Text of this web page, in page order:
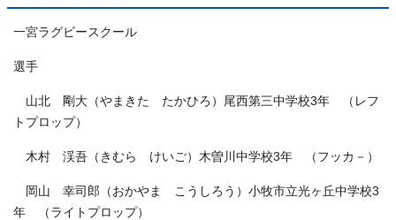
一宮ラグビースクール
選手
山北 剛大（やまきた たかひろ）尾西第三中学校3年 （レフ
トプロップ）
木村 渓吾（きむら けいご）木曽川中学校3年 （フッカ－）
岡山 幸司郎（おかやま こうしろう）小牧市立光ヶ丘中学校3
年 （ライトプロップ）